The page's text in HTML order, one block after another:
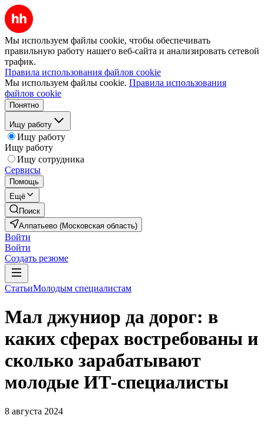
Мы используем файлы cookie, чтобы обеспечивать
правильную работу нашего веб-сайта и анализировать сетевой
трафик.
Правила использования файлов cookie
Мы используем файлы cookie. Правила использования
файлов cookie
Понятно
Ищу работу
Ищу работу
Ищу работу
Ищу сотрудника
Сервисы
Помощь
Ещё
Поиск
Алпатьево (Московская область)
Войти
Войти
Создать резюме
СтатьиМолодым специалистам
Мал джуниор да дорог: в
каких сферах востребованы и
сколько зарабатывают
молодые ИТ-специалисты
8 августа 2024